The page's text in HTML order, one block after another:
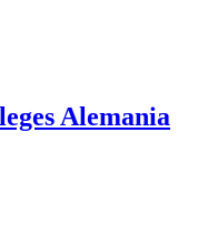
Alemania